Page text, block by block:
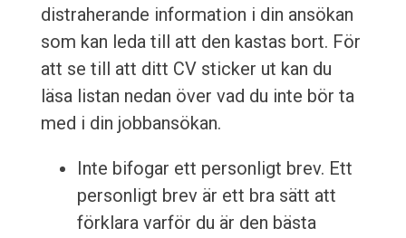
distraherande information i din ansökan
som kan leda till att den kastas bort. För
att se till att ditt CV sticker ut kan du
läsa listan nedan över vad du inte bör ta
med i din jobbansökan.
Inte bifogar ett personligt brev. Ett
personligt brev är ett bra sätt att
förklara varför du är den bästa